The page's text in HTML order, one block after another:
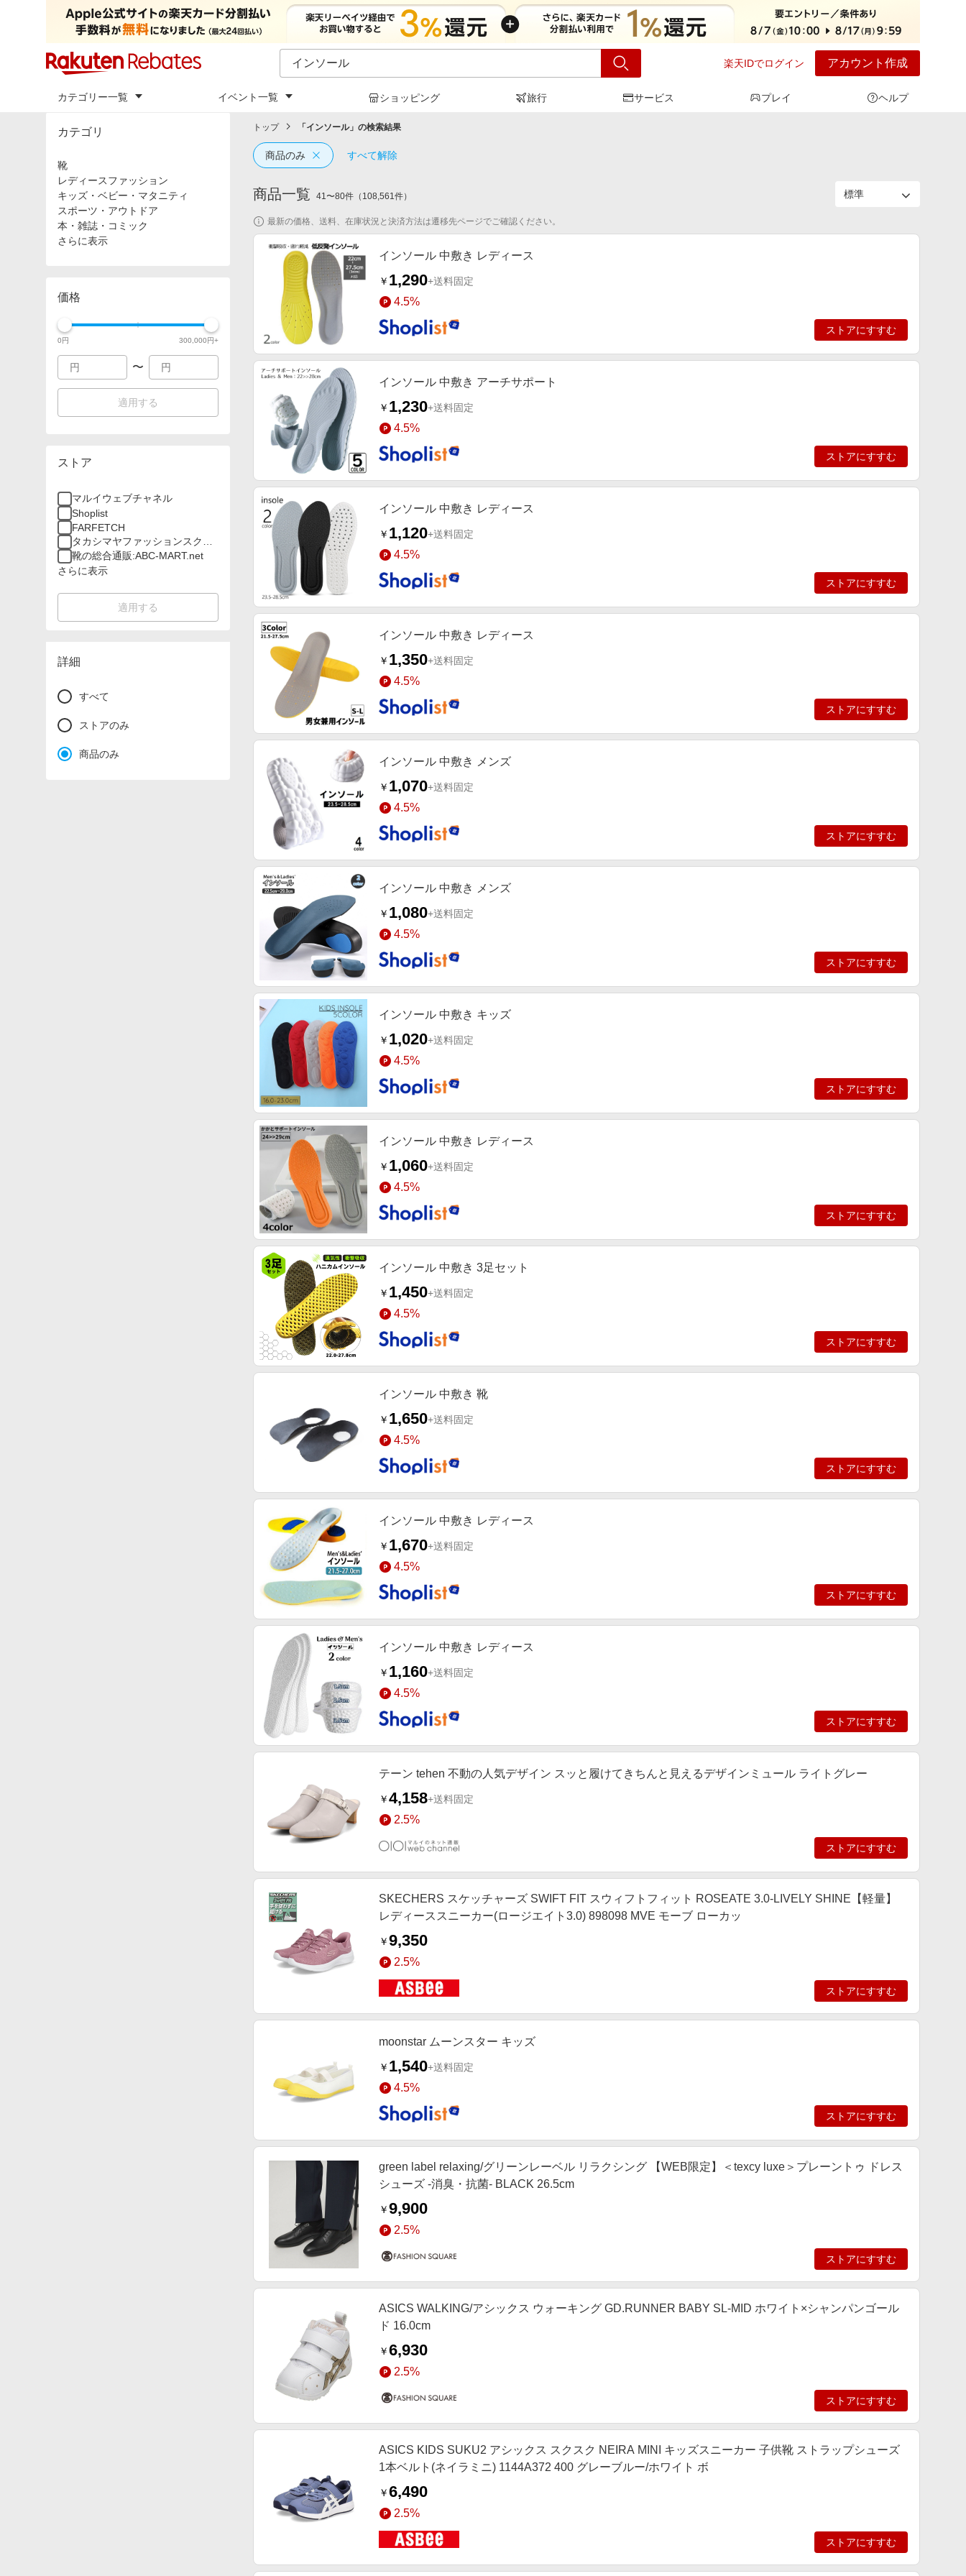
楽天IDでログイン アカウント作成
カテゴリー一覧 イベント一覧 ショッピング 旅行 サービス プレイ ヘルプ
カテゴリ
靴
レディースファッション
キッズ・ベビー・マタニティ
スポーツ・アウトドア
本・雑誌・コミック
さらに表示
価格
0円 300,000円+
〜
適用する
ストア
マルイウェブチャネル
Shoplist
FARFETCH
タカシマヤファッションスクエ
ア
靴の総合通販:ABC-MART.net
さらに表示
適用する
詳細
すべて
ストアのみ
商品のみ
トップ 「 インソール」の検索結果
商品のみ すべて解除
商品一覧 41〜80件 （ 108,561件）
最新の価格、送料、在庫状況と決済方法は遷移先ページでご確認ください。
インソール 中敷き レディース
￥ 1,290+送料固定
4.5%
ストアにすすむ
インソール 中敷き アーチサポート
￥ 1,230+送料固定
4.5%
ストアにすすむ
インソール 中敷き レディース
￥ 1,120+送料固定
4.5%
ストアにすすむ
インソール 中敷き レディース
￥ 1,350+送料固定
4.5%
ストアにすすむ
インソール 中敷き メンズ
￥ 1,070+送料固定
4.5%
ストアにすすむ
インソール 中敷き メンズ
￥ 1,080+送料固定
4.5%
ストアにすすむ
インソール 中敷き キッズ
￥ 1,020+送料固定
4.5%
ストアにすすむ
インソール 中敷き レディース
￥ 1,060+送料固定
4.5%
ストアにすすむ
インソール 中敷き 3足セット
￥ 1,450+送料固定
4.5%
ストアにすすむ
インソール 中敷き 靴
￥ 1,650+送料固定
4.5%
ストアにすすむ
インソール 中敷き レディース
￥ 1,670+送料固定
4.5%
ストアにすすむ
インソール 中敷き レディース
￥ 1,160+送料固定
4.5%
ストアにすすむ
テーン tehen 不動の人気デザイン スッと履けてきちんと見えるデザインミュール ライトグレー
￥4,158+送料固定
2.5%
ストアにすすむ
SKECHERS スケッチャーズ SWIFT FIT スウィフトフィット ROSEATE 3.0-LIVELY SHINE【軽量】
レディーススニーカー(ロージエイト3.0) 898098 MVE モーブ ローカッ
￥9,350
2.5%
ストアにすすむ
moonstar ムーンスター キッズ
￥ 1,540+送料固定
4.5%
ストアにすすむ
green label relaxing/グリーンレーベル リラクシング 【WEB限定】＜texcy luxe＞プレーントゥ ドレス
シューズ -消臭・抗菌- BLACK 26.5cm
￥9,900
2.5%
ストアにすすむ
ASICS WALKING/アシックス ウォーキング GD.RUNNER BABY SL-MID ホワイト×シャンパンゴール
ド 16.0cm
￥6,930
2.5%
ストアにすすむ
ASICS KIDS SUKU2 アシックス スクスク NEIRA MINI キッズスニーカー 子供靴 ストラップシューズ
1本ベルト(ネイラミニ) 1144A372 400 グレーブルー/ホワイト ボ
￥6,490
2.5%
ストアにすすむ